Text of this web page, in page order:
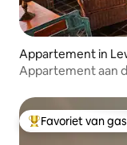
Appartement in
Appartement aan
Topfavoriet van
Favoriet van